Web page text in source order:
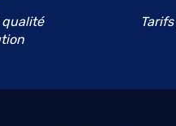
qualité